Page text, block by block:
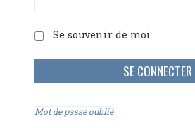
Se souvenir de moi
Mot de passe oublié